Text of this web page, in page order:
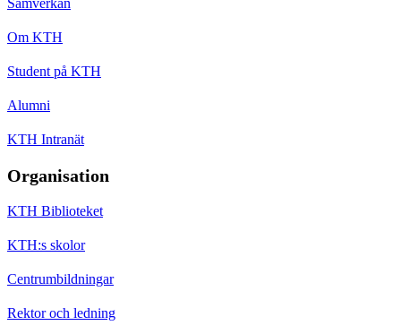
Om KTH
Student på KTH
Alumni
KTH Intranät
Organisation
KTH Biblioteket
KTH:s skolor
Centrumbildningar
Rektor och ledning